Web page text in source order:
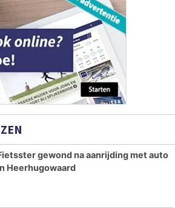
gewond na aanrijding met auto
Heerhugowaard